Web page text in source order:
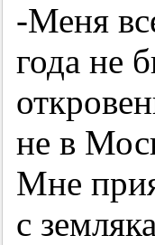
-Меня
года не
не в
Мне
с